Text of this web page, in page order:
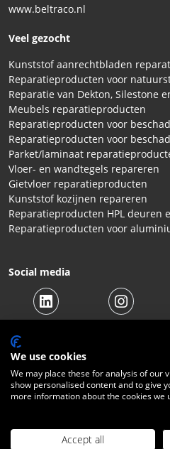
www.beltraco.nl
Veel gezocht
Kunststof aanrechtbladen
Reparatieproducten voor
Meubels reparatieproducten
Reparatieproducten voor
Reparatieproducten voor
Parket/laminaat
Vloer- en wandtegels repareren
Gietvloer reparatieproducten
Kunststof kozijnen repareren
Reparatieproducten HPL deuren
Reparatieproducten voor
Social media
© 2026 Beltraco Benelux B.V. |
Verzendkosten|Contact
We use cookies
We may place these for analysis of our
show personalised content and to give
more information about the cookies we
Accept all